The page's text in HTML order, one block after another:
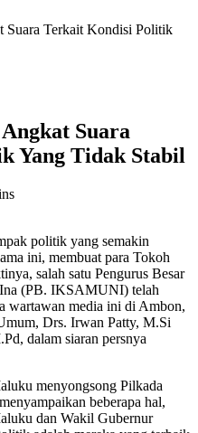
Terkait Kondisi Politik
Suara
Yang Tidak Stabil
politik yang semakin
ini, membuat para Tokoh
salah satu Pengurus Besar
Ina (PB. IKSAMUNI) telah
wartawan media ini di Ambon,
Drs. Irwan Patty, M.Si
dalam siaran persnya
menyongsong Pilkada
beberapa hal,
dan Wakil Gubernur